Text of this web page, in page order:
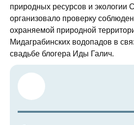
природных ресурсов и экологии
организовало проверку
охраняемой природной
Мидаграбинских водопадов в
свадьбе блогера Иды Галич.